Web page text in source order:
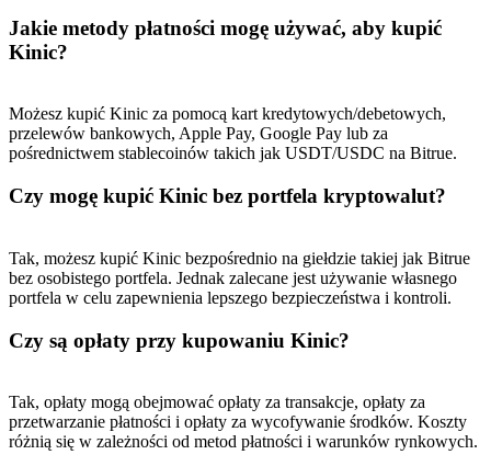
Jakie metody płatności mogę używać, aby kupić
Kinic?
Możesz kupić Kinic za pomocą kart kredytowych/debetowych,
przelewów bankowych, Apple Pay, Google Pay lub za
pośrednictwem stablecoinów takich jak USDT/USDC na Bitrue.
Czy mogę kupić Kinic bez portfela kryptowalut?
Tak, możesz kupić Kinic bezpośrednio na giełdzie takiej jak Bitrue
bez osobistego portfela. Jednak zalecane jest używanie własnego
portfela w celu zapewnienia lepszego bezpieczeństwa i kontroli.
Czy są opłaty przy kupowaniu Kinic?
Tak, opłaty mogą obejmować opłaty za transakcje, opłaty za
przetwarzanie płatności i opłaty za wycofywanie środków. Koszty
różnią się w zależności od metod płatności i warunków rynkowych.